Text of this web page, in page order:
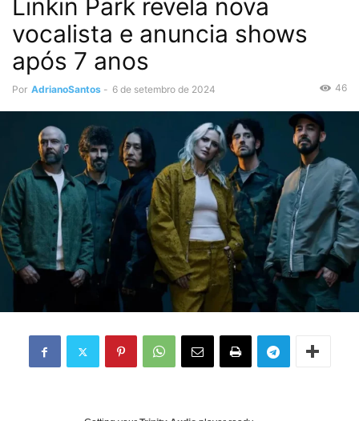
Linkin Park revela nova
vocalista e anuncia shows
após 7 anos
Por AdrianoSantos - 6 de setembro de 2024 46